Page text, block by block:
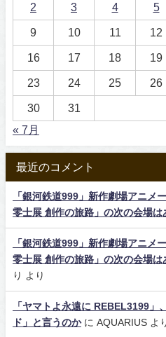
2 3 4 5
9 10 11 12
16 17 18 19
23 24 25 26
30
31
« 7月
最近のコメント
「銀河鉄道999」新作劇場アニメ
零士展 創作の旅路」の次の会場は
「銀河鉄道999」新作劇場アニメ
零士展 創作の旅路」の次の会場は
り
より
「ヤマトよ永遠に REBEL3199」
ド」と言うのかに AQUARIUS よ